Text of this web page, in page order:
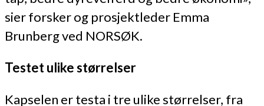
sier forsker og prosjektleder Emma
Brunberg ved NORSØK.
Testet ulike størrelser
Kapselen er testa i tre ulike størrelser, fra